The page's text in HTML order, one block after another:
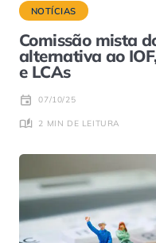
NOTÍCIAS
Comissão mista
alternativa ao
e LCAs
07/10/25
2 MIN DE LEITURA